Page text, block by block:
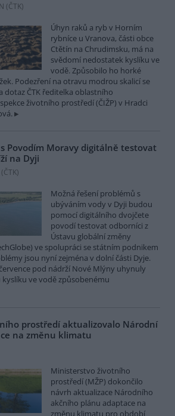
(ČTK)
Úhyn raků a ryb v Horním
rybníce u Vranova, části obce
Ctětín na Chrudimsku, má na
svědomí nedostatek kyslíku ve
vodě. Způsobilo ho horké
Podezření na otravu modrou skalicí se
dotaz ČTK ředitelka oblastního
životního prostředí (ČIŽP) v Hradci
Povodím Moravy digitálně testovat
na Dyji
ČTK)
Možná řešení problémů s
ubýváním vody v Dyji budou
pomocí digitálního dvojčete
povodí testovat odborníci z
Ústavu globální změny
ve spolupráci se státním podnikem
jsou nyní zejména v dolní části Dyje.
pod nádrží Nové Mlýny uhynuly
ve vodě způsobenému
prostředí aktualizovalo Národní
na změnu klimatu
Ministerstvo životního
prostředí (MŽP) dokončilo
návrh aktualizace Národního
akčního plánu adaptace na
změnu klimatu pro období